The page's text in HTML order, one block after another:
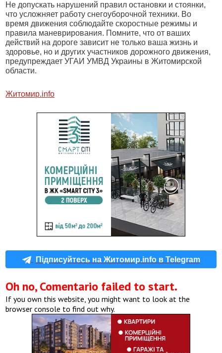
Не допускать нарушений правил остановки и стоянки,
что усложняет работу снегоуборочной техники. Во
время движения соблюдайте скоростные режимы и
правила маневрирования. Помните, что от ваших
действий на дороге зависит не только ваша жизнь и
здоровье, но и других участников дорожного движения,
предупреждает УГАИ УМВД Украины в Житомирской
области.
Житомир.info
Підписуйтесь на Житомир.info в Telegram
Oh no, Comentario failed to start.
If you own this website, you might want to look at the
browser console to find out why.